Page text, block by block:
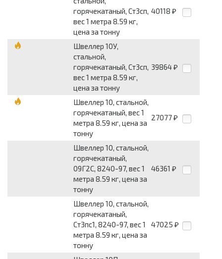
горячекатаный, Ст3сп,
вес 1 метра 8.59 кг,
цена за тонну
40118 ₽
Швеллер 10У,
стальной,
горячекатаный, Ст3сп,
вес 1 метра 8.59 кг,
цена за тонну
39864 ₽
Швеллер 10, стальной,
горячекатаный, вес 1
метра 8.59 кг, цена за
тонну
27077 ₽
Швеллер 10, стальной,
горячекатаный,
09Г2С, 8240-97, вес 1
метра 8.59 кг, цена за
тонну
46361 ₽
Швеллер 10, стальной,
горячекатаный,
Ст3пс1, 8240-97, вес 1
метра 8.59 кг, цена за
тонну
47025 ₽